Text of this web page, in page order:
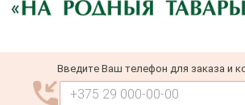
Введите Ваш телефон для заказа и